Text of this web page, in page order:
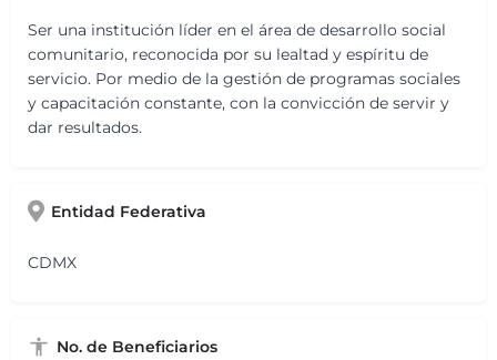
Ser una institución líder en el área de desarrollo social
comunitario, reconocida por su lealtad y espíritu de
servicio. Por medio de la gestión de programas sociales
y capacitación constante, con la convicción de servir y
dar resultados.
Entidad Federativa
CDMX
No. de Beneficiarios